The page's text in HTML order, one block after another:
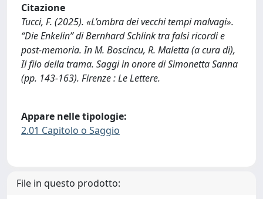
Citazione
Tucci, F. (2025). «L’ombra dei vecchi tempi malvagi».
“Die Enkelin” di Bernhard Schlink tra falsi ricordi e
post-memoria. In M. Boscincu, R. Maletta (a cura di),
Il filo della trama. Saggi in onore di Simonetta Sanna
(pp. 143-163). Firenze : Le Lettere.
Appare nelle tipologie:
2.01 Capitolo o Saggio
File in questo prodotto: